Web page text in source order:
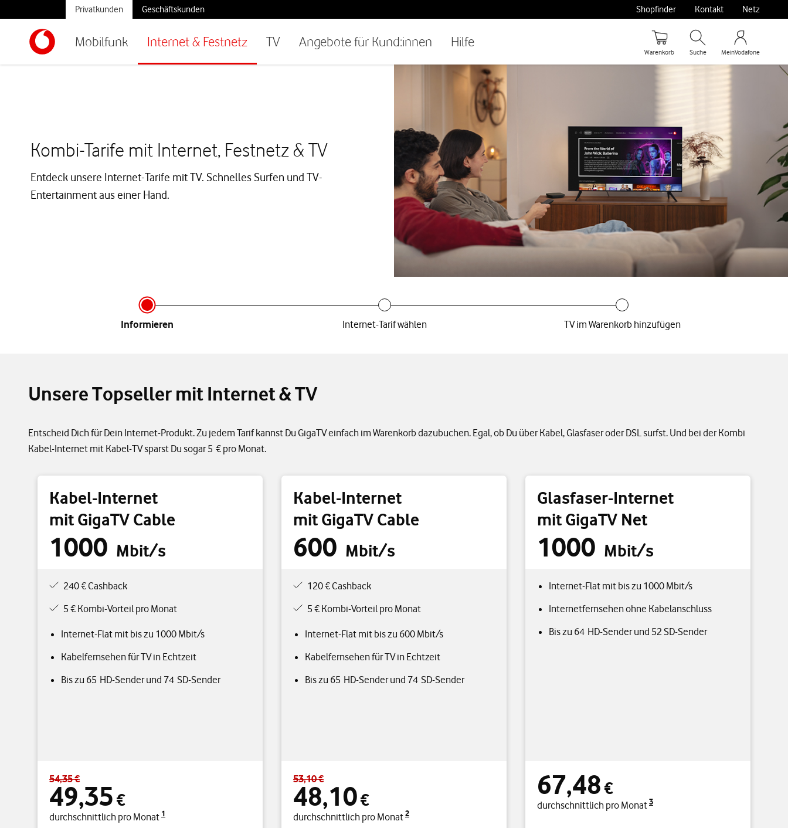
Mobilfunk Internet & Festnetz TV Angebote für Kund:innen Hilfe
Privatkunden Geschäftskunden Shopfinder Kontakt Netz
Warenkorb Suche MeinVodafone
Kombi-Tarife mit Internet, Festnetz & TV
Entdeck unsere Internet-Tarife mit TV. Schnelles Surfen und TV-
Entertainment aus einer Hand.
Infor­mieren Internet-Tarif wählen TV im Warenkorb hinzufügen
Unsere Topseller mit Internet & TV
Entscheid Dich für Dein Internet-Produkt. Zu jedem Tarif kannst Du GigaTV einfach im Warenkorb dazubuchen. Egal, ob Du über Kabel, Glasfaser oder DSL surfst. Und bei der Kombi
Kabel-Internet mit Kabel-TV sparst Du sogar 5 € pro Monat.
Kabel-Internet
mit GigaTV Cable
1000 Mbit/s
240 € Cashback
5 € Kombi-Vorteil pro Monat
Internet-Flat mit bis zu 1000 Mbit/s
Kabelfernsehen für TV in Echtzeit
Bis zu 65 HD-Sender und 74 SD-Sender
Standardpreis 54,35 € – Angebotspreis 49,35 € durchschnittlich pro Monat
54,35 €
49,35 €
durchschnittlich pro Monat 1
Kabel-Internet
mit GigaTV Cable
600 Mbit/s
120 € Cashback
5 € Kombi-Vorteil pro Monat
Internet-Flat mit bis zu 600 Mbit/s
Kabelfernsehen für TV in Echtzeit
Bis zu 65 HD-Sender und 74 SD-Sender
Standardpreis 53,10 € – Angebotspreis 48,10 € durchschnittlich pro Monat2
53,10 €
48,10€
durchschnittlich pro Monat2
Glasfaser-Internet
mit GigaTV Net
1000 Mbit/s
Internet-Flat mit bis zu 1000 Mbit/s
Internetfernsehen ohne Kabelanschluss
Bis zu 64 HD-Sender und 52 SD-Sender
67,48 € durchschnittlich pro Monat
67,48 €
durchschnittlich pro Monat3